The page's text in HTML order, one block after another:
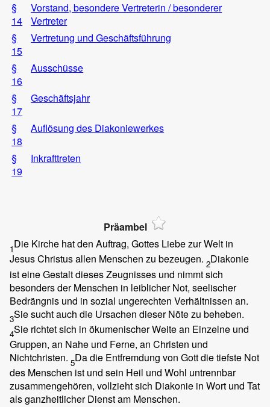
§
14
Vorstand, besondere Vertreterin / besonderer
Vertreter
§
15
Vertretung und Geschäftsführung
§
16
Ausschüsse
§
17
Geschäftsjahr
§
18
Auflösung des Diakoniewerkes
§
19
Inkrafttreten
Präambel
1Die Kirche hat den Auftrag, Gottes Liebe zur Welt in
Jesus Christus allen Menschen zu bezeugen. 2Diakonie
ist eine Gestalt dieses Zeugnisses und nimmt sich
besonders der Menschen in leiblicher Not, seelischer
Bedrängnis und in sozial ungerechten Verhältnissen an.
3Sie sucht auch die Ursachen dieser Nöte zu beheben.
4Sie richtet sich in ökumenischer Weite an Einzelne und
Gruppen, an Nahe und Ferne, an Christen und
Nichtchristen. 5Da die Entfremdung von Gott die tiefste Not
des Menschen ist und sein Heil und Wohl untrennbar
zusammengehören, vollzieht sich Diakonie in Wort und Tat
als ganzheitlicher Dienst am Menschen.